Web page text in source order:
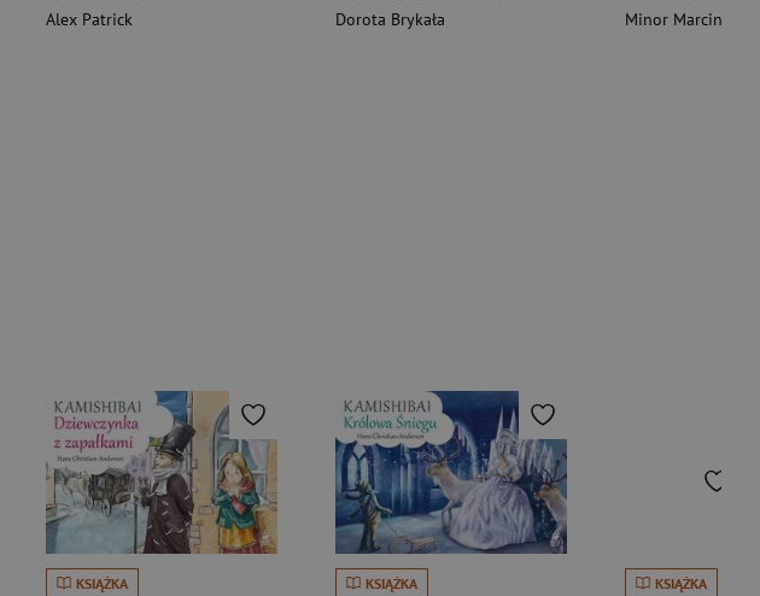
Alex Patrick Dorota Brykała Minor Marcin
KSIĄŻKA KSIĄŻKA KSIĄŻKA